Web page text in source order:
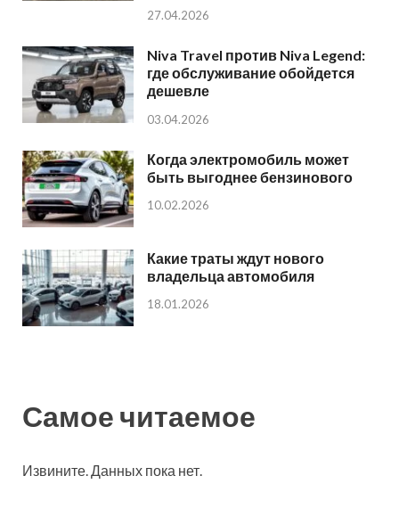
27.04.2026
Niva Travel против Niva Legend:
где обслуживание обойдется
дешевле
03.04.2026
Когда электромобиль может
быть выгоднее бензинового
10.02.2026
Какие траты ждут нового
владельца автомобиля
18.01.2026
Самое читаемое
Извините. Данных пока нет.